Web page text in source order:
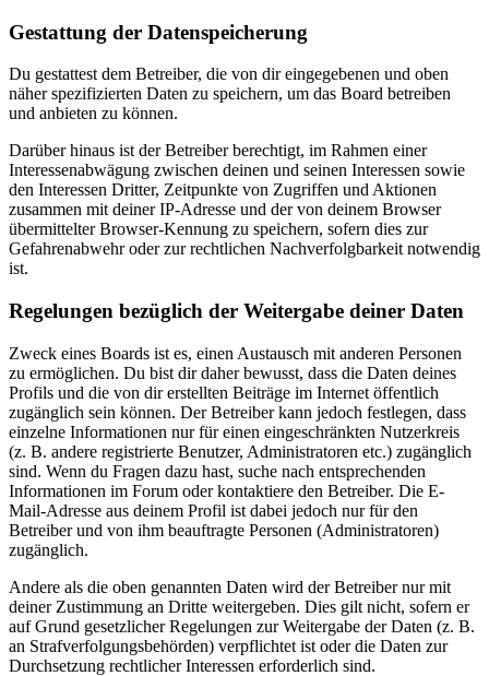
Gestattung der Datenspeicherung
Du gestattest dem Betreiber, die von dir eingegebenen und oben
näher spezifizierten Daten zu speichern, um das Board betreiben
und anbieten zu können.
Darüber hinaus ist der Betreiber berechtigt, im Rahmen einer
Interessenabwägung zwischen deinen und seinen Interessen sowie
den Interessen Dritter, Zeitpunkte von Zugriffen und Aktionen
zusammen mit deiner IP-Adresse und der von deinem Browser
übermittelter Browser-Kennung zu speichern, sofern dies zur
Gefahrenabwehr oder zur rechtlichen Nachverfolgbarkeit notwendig
ist.
Regelungen bezüglich der Weitergabe deiner Daten
Zweck eines Boards ist es, einen Austausch mit anderen Personen
zu ermöglichen. Du bist dir daher bewusst, dass die Daten deines
Profils und die von dir erstellten Beiträge im Internet öffentlich
zugänglich sein können. Der Betreiber kann jedoch festlegen, dass
einzelne Informationen nur für einen eingeschränkten Nutzerkreis
(z. B. andere registrierte Benutzer, Administratoren etc.) zugänglich
sind. Wenn du Fragen dazu hast, suche nach entsprechenden
Informationen im Forum oder kontaktiere den Betreiber. Die E-
Mail-Adresse aus deinem Profil ist dabei jedoch nur für den
Betreiber und von ihm beauftragte Personen (Administratoren)
zugänglich.
Andere als die oben genannten Daten wird der Betreiber nur mit
deiner Zustimmung an Dritte weitergeben. Dies gilt nicht, sofern er
auf Grund gesetzlicher Regelungen zur Weitergabe der Daten (z. B.
an Strafverfolgungsbehörden) verpflichtet ist oder die Daten zur
Durchsetzung rechtlicher Interessen erforderlich sind.